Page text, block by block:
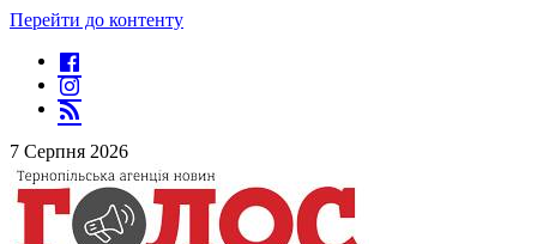
Перейти до контенту
7 Серпня 2026